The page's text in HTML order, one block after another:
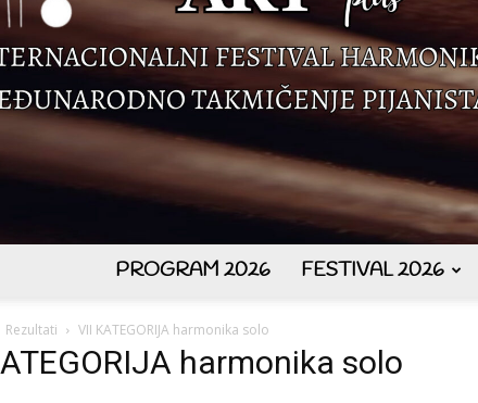
PROGRAM 2026 FESTIVAL 2026
Rezultati VII KATEGORIJA harmonika solo
harmonika solo